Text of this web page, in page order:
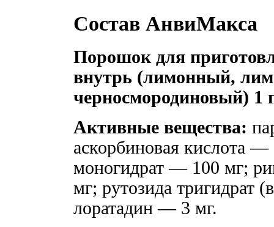
Состав АнвиМакса
Порошок для
внутрь (лимонный,
черносмородиновый) 1
Активные вещества:
аскорбиновая кислота
моногидрат — 100 мг;
мг; рутозида тригидрат
лоратадин — 3 мг.